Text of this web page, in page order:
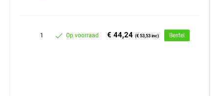
1 Op voorraad € 44,24(€ 53,53 inc) Bestel